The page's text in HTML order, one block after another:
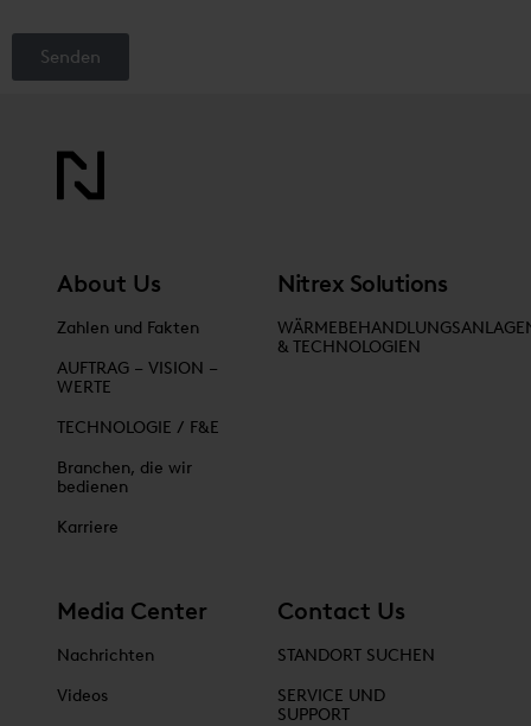
Senden
About Us
Zahlen und Fakten
AUFTRAG – VISION –
WERTE
TECHNOLOGIE / F&E
Branchen, die wir
bedienen
Karriere
Nitrex Solutions
& TECHNOLOGIEN
Media Center
Nachrichten
Videos
Contact Us
STANDORT SUCHEN
SERVICE UND
SUPPORT